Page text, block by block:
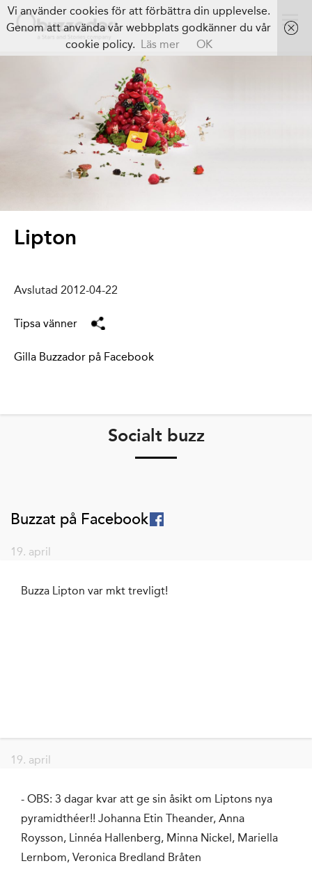
Lipton
Avslutad 2012-04-22
Tipsa vänner
Gilla Buzzador på Facebook
Socialt buzz
Buzzat på Facebook
19. april
Buzza Lipton var mkt trevligt!
19. april
- OBS: 3 dagar kvar att ge sin åsikt om Liptons nya
pyramidthéer!! Johanna Etin Theander, Anna
Roysson, Linnéa Hallenberg, Minna Nickel, Mariella
Lernbom, Veronica Bredland Bråten
Vi använder cookies för att förbättra din upplevelse.
Genom att använda vår webbplats godkänner du vår
cookie policy. Läs mer OK